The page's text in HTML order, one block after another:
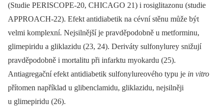
(Studie PERISCOPE-20, CHICAGO 21) i rosiglitazonu (studie
APPROACH-22). Efekt antidiabetik na cévní stěnu může být
velmi komplexní. Nejsilnější je pravděpodobně u metforminu,
glimepiridu a gliklazidu (23, 24). Deriváty sulfonylurey snižují
pravděpodobně i mortalitu při infarktu myokardu (25).
Antiagregační efekt antidiabetik sulfonylureového typu je in vitro
přítomen například u glibenclamidu, gliklazidu, nejsilněji
u glimepiridu (26).